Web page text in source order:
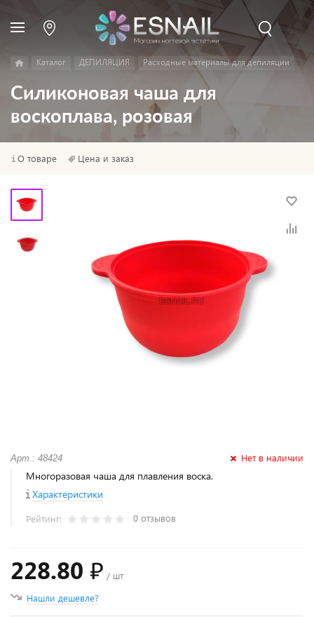
Каталог ДЕПИЛЯЦИЯ Расходные материалы для депиляции
Силиконовая чаша для
воскоплава, розовая
О товаре Цена и заказ
Арт.: 48424 Нет в наличии
Многоразовая чаша для плавления воска.
Характеристики
Рейтинг: 0 отзывов
228.80 ₽ / шт
Нашли дешевле?